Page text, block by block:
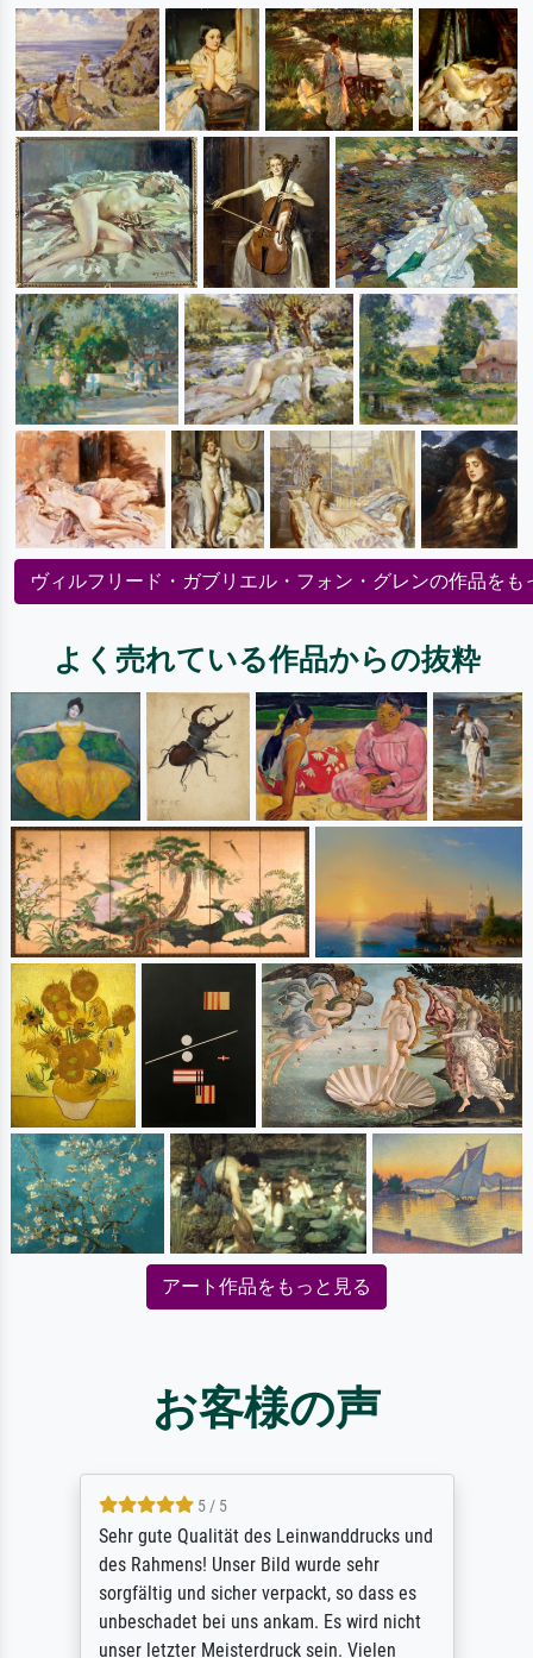
ヴィルフリード・ガブリエル・フォン・グレンの作品をも
よく売れている作品からの抜粋
アート作品をもっと見る
お客様の声
5 / 5
Sehr gute Qualität des Leinwanddrucks und
des Rahmens! Unser Bild wurde sehr
sorgfältig und sicher verpackt, so dass es
unbeschadet bei uns ankam. Es wird nicht
unser letzter Meisterdruck sein. Vielen